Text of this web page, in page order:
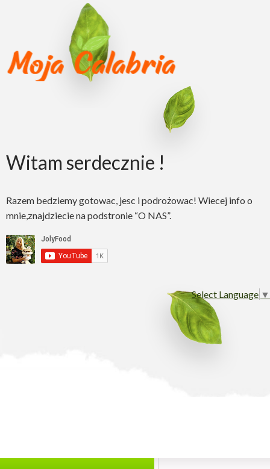
Witam serdecznie !
Razem bedziemy gotowac, jesc i podrożowac! Wiecej info o
mnie,znajdziecie na podstronie “O NAS”.
Select Language ▼